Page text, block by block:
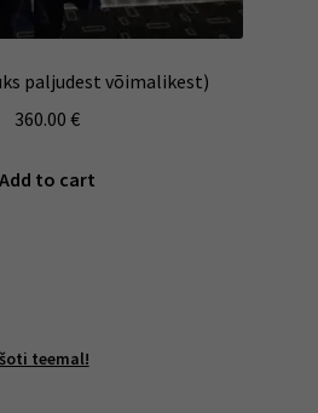
paljudest võimalikest)
360.00 €
Add to cart
teemal!